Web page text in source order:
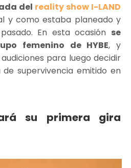
del reality show I-LAND
y como estaba planeado y
En esta ocasión se
femenino de HYBE, y
para luego decidir
supervivencia emitido en
su primera gira